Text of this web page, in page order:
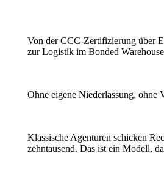
Von der CCC-Zertifizierung über
zur Logistik im Bonded
Ohne eigene Niederlassung, ohne
Klassische Agenturen schicken
zehntausend. Das ist ein Modell,